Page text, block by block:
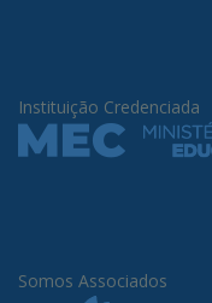
Instituição Credenciada
Somos Associados